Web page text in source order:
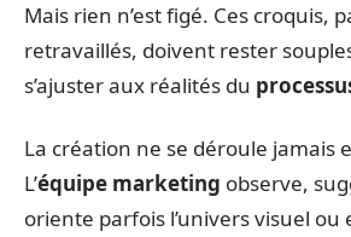
Mais rien n’est figé. Ces croquis,
retravaillés, doivent rester
s’ajuster aux réalités du
La création ne se déroule jamais
L’équipe marketing observe,
oriente parfois l’univers visuel ou